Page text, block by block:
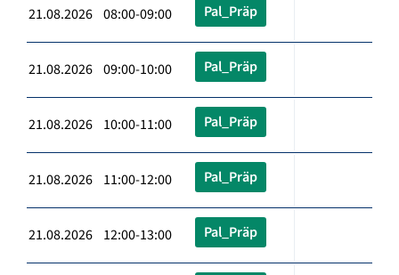
21.08.2026 08:00-09:00 Pal_Präp
21.08.2026 09:00-10:00 Pal_Präp
21.08.2026 10:00-11:00 Pal_Präp
21.08.2026 11:00-12:00 Pal_Präp
21.08.2026 12:00-13:00 Pal_Präp